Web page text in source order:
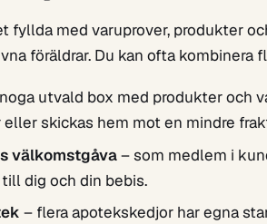
fyllda med varuprover, produkter
föräldrar. Du kan ofta kombinera
utvald box med produkter och
skickas hem mot en mindre
välkomstgåva– som medlem i
dig och din bebis.
– flera apotekskedjor har egna